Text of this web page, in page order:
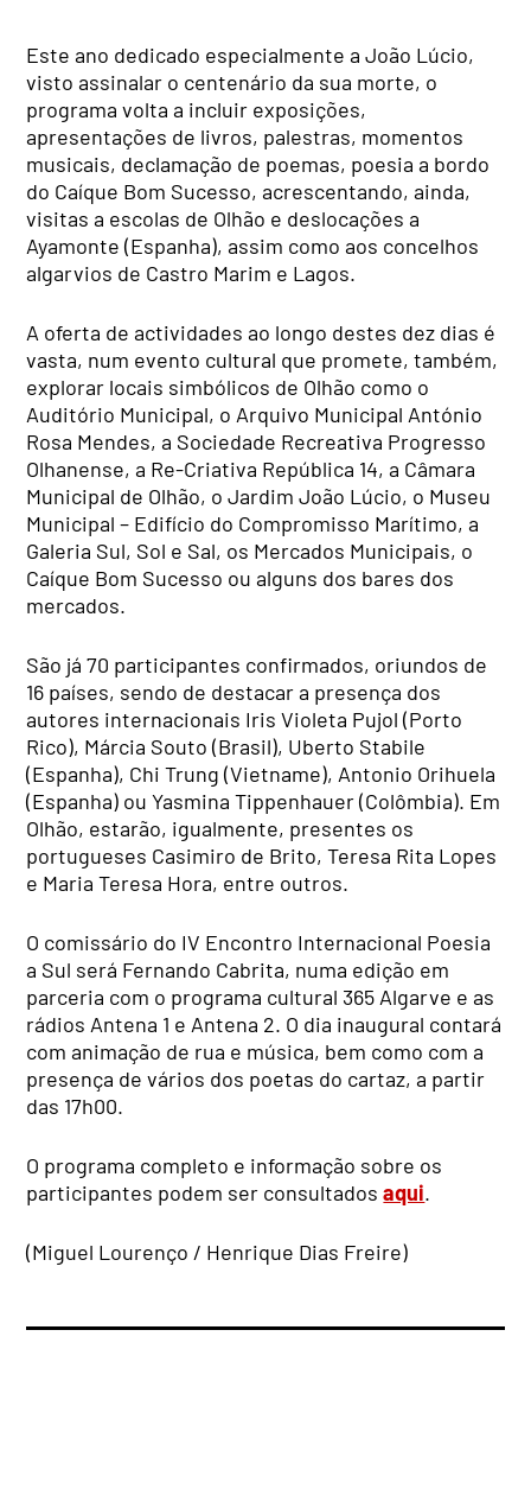
Este ano dedicado especialmente a João Lúcio,
visto assinalar o centenário da sua morte, o
programa volta a incluir exposições,
apresentações de livros, palestras, momentos
musicais, declamação de poemas, poesia a bordo
do Caíque Bom Sucesso, acrescentando, ainda,
visitas a escolas de Olhão e deslocações a
Ayamonte (Espanha), assim como aos concelhos
algarvios de Castro Marim e Lagos.
A oferta de actividades ao longo destes dez dias é
vasta, num evento cultural que promete, também,
explorar locais simbólicos de Olhão como o
Auditório Municipal, o Arquivo Municipal António
Rosa Mendes, a Sociedade Recreativa Progresso
Olhanense, a Re-Criativa República 14, a Câmara
Municipal de Olhão, o Jardim João Lúcio, o Museu
Municipal – Edifício do Compromisso Marítimo, a
Galeria Sul, Sol e Sal, os Mercados Municipais, o
Caíque Bom Sucesso ou alguns dos bares dos
mercados.
São já 70 participantes confirmados, oriundos de
16 países, sendo de destacar a presença dos
autores internacionais Iris Violeta Pujol (Porto
Rico), Márcia Souto (Brasil), Uberto Stabile
(Espanha), Chi Trung (Vietname), Antonio Orihuela
(Espanha) ou Yasmina Tippenhauer (Colômbia). Em
Olhão, estarão, igualmente, presentes os
portugueses Casimiro de Brito, Teresa Rita Lopes
e Maria Teresa Hora, entre outros.
O comissário do IV Encontro Internacional Poesia
a Sul será Fernando Cabrita, numa edição em
parceria com o programa cultural 365 Algarve e as
rádios Antena 1 e Antena 2. O dia inaugural contará
com animação de rua e música, bem como com a
presença de vários dos poetas do cartaz, a partir
das 17h00.
O programa completo e informação sobre os
participantes podem ser consultadosaqui.
(Miguel Lourenço / Henrique Dias Freire)